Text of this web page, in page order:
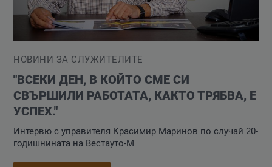
НОВИНИ ЗА СЛУЖИТЕЛИТЕ
"ВСЕКИ ДЕН, В КОЙТО СМЕ СИ
СВЪРШИЛИ РАБОТАТА, КАКТО ТРЯБВА, Е
УСПЕХ."
Интервю с управителя Красимир Маринов по случай 20-
годишнината на Вестауто-М